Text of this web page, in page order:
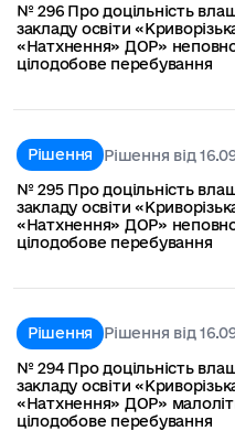
№ 296 Про доцільність
закладу освіти
«Натхнення» ДОР»
цілодобове перебування
Рішення
Рішення від
№ 295 Про доцільність
закладу освіти
«Натхнення» ДОР»
цілодобове перебування
Рішення
Рішення від
№ 294 Про доцільність
закладу освіти
«Натхнення» ДОР»
цілодобове перебування